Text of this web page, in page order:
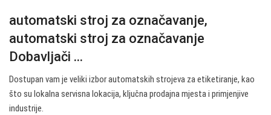
automatski stroj za označavanje,
automatski stroj za označavanje
Dobavljači ...
Dostupan vam je veliki izbor automatskih strojeva za etiketiranje, kao
što su lokalna servisna lokacija, ključna prodajna mjesta i primjenjive
industrije.